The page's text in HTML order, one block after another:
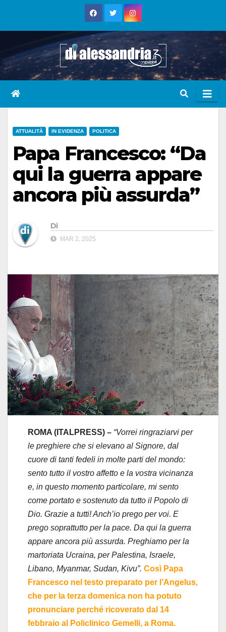
ATTUALITÀ IN EVIDENZA POLITICA
Papa Francesco: “Da
qui la guerra appare
ancora più assurda”
Di
MAR 2, 2025
ROMA (ITALPRESS) – “Vorrei ringraziarvi per
le preghiere che si elevano al Signore, dal
cuore di tanti fedeli in molte parti del mondo:
sento tutto il vostro affetto e la vostra vicinanza
e, in questo momento particolare, mi sento
come portato e sostenuto da tutto il Popolo di
Dio. Grazie a tutti! Anch’io prego per voi. E
prego soprattutto per la pace. Da qui la guerra
appare ancora più assurda. Preghiamo per la
martoriata Ucraina, per Palestina, Israele,
Libano, Myanmar, Sudan, Kivu”. Così Papa
Francesco nel testo preparato per l’Angelus,
che per la terza domenica non ha potuto
pronunciare perché ricoverato dal 14
febbraio al Policlinico Gemelli, a Roma.